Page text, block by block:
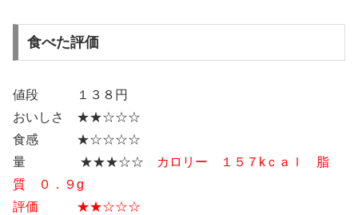
食べた評価
値段 １３８円
おいしさ ★★☆☆☆
食感 ★☆☆☆☆
量 ★★★☆☆
カロリー １５７kｃａｌ 脂
質 ０．９g
評価 ★★☆☆☆